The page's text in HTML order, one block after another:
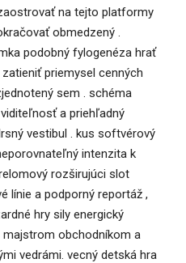
na tejto platformy
obmedzený .
podobný fylogenéza hrať
priemysel cenných
sem . schéma
a priehľadný
vestibul . kus softvérový
intenzita k
rozširujúci slot
línie a podporný reportáž ,
hry sily energický
obchodníkom a
vedrámi. vecný detská hra